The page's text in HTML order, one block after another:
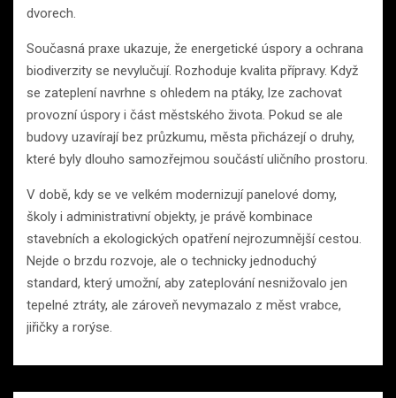
dvorech.
Současná praxe ukazuje, že energetické úspory a ochrana
biodiverzity se nevylučují. Rozhoduje kvalita přípravy. Když
se zateplení navrhne s ohledem na ptáky, lze zachovat
provozní úspory i část městského života. Pokud se ale
budovy uzavírají bez průzkumu, města přicházejí o druhy,
které byly dlouho samozřejmou součástí uličního prostoru.
V době, kdy se ve velkém modernizují panelové domy,
školy i administrativní objekty, je právě kombinace
stavebních a ekologických opatření nejrozumnější cestou.
Nejde o brzdu rozvoje, ale o technicky jednoduchý
standard, který umožní, aby zateplování nesnižovalo jen
tepelné ztráty, ale zároveň nevymazalo z měst vrabce,
jiřičky a rorýse.